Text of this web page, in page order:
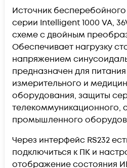
Источник
серии Intelligent 1000 VA,
схеме с двойным
Обеспечивает нагрузку
напряжением
предназначен для
измерительного и
оборудования, защиты
телекоммуникационного,
промышленного
Через интерфейс RS232
подключиться к ПК и
отображение состояния